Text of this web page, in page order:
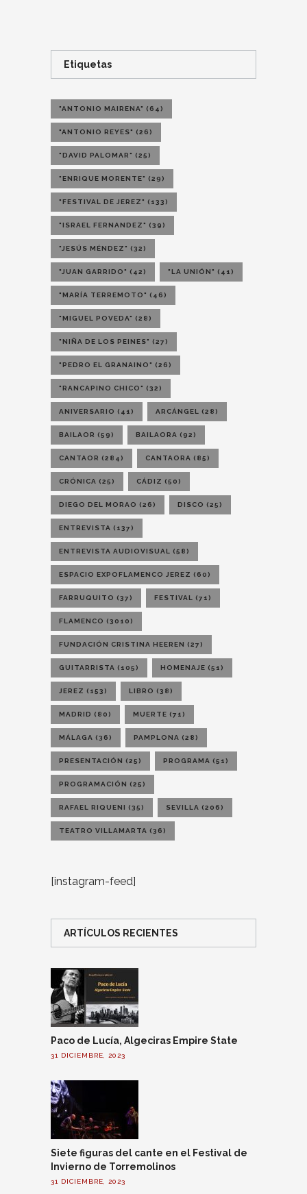
Etiquetas
"ANTONIO MAIRENA" (64)
"ANTONIO REYES" (26)
"DAVID PALOMAR" (25)
"ENRIQUE MORENTE" (29)
"FESTIVAL DE JEREZ" (133)
"ISRAEL FERNANDEZ" (39)
"JESÚS MÉNDEZ" (32)
"JUAN GARRIDO" (42) "LA UNIÓN" (41)
"MARÍA TERREMOTO" (46)
"MIGUEL POVEDA" (28)
"NIÑA DE LOS PEINES" (27)
"PEDRO EL GRANAINO" (26)
"RANCAPINO CHICO" (32)
ANIVERSARIO (41) ARCÁNGEL (28)
BAILAOR (59) BAILAORA (92)
CANTAOR (284) CANTAORA (85)
CRÓNICA (25) CÁDIZ (50)
DIEGO DEL MORAO (26) DISCO (25)
ENTREVISTA (137)
ENTREVISTA AUDIOVISUAL (58)
ESPACIO EXPOFLAMENCO JEREZ (60)
FARRUQUITO (37) FESTIVAL (71)
FLAMENCO (3010)
FUNDACIÓN CRISTINA HEEREN (27)
GUITARRISTA (105) HOMENAJE (51)
JEREZ (153) LIBRO (38)
MADRID (80) MUERTE (71)
MÁLAGA (36) PAMPLONA (28)
PRESENTACIÓN (25) PROGRAMA (51)
PROGRAMACIÓN (25)
RAFAEL RIQUENI (35) SEVILLA (206)
TEATRO VILLAMARTA (36)
[instagram-feed]
ARTÍCULOS RECIENTES
Paco de Lucía, Algeciras Empire State
31 DICIEMBRE, 2023
Siete figuras del cante en el Festival de
Invierno de Torremolinos
31 DICIEMBRE, 2023